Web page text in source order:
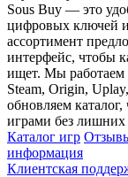
Sous Buy — это
цифровых ключей
ассортимент
интерфейс, чтобы
ищет. Мы работаем
Steam, Origin,
обновляем
играми без лишних
Каталог игр
информация
Клиентская